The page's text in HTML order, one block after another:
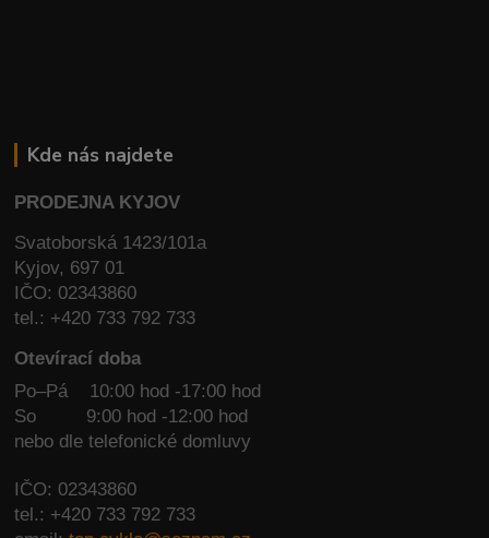
Kde nás najdete
PRODEJNA KYJOV
Svatoborská 1423/101a
Kyjov, 697 01
IČO: 02343860
tel.: +420 733 792 733
Otevírací doba
Po–Pá 10:00 hod -17:00 hod
So
9:00 hod -12:00 hod
nebo dle telefonické domluvy
IČO: 02343860
tel.: +420 733 792 733